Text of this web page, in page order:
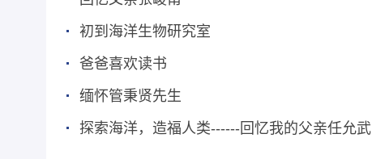
初到海洋生物研究室
爸爸喜欢读书
缅怀管秉贤先生
探索海洋，造福人类------回忆我的父亲任允武